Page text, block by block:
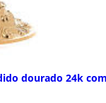
dourado 24k